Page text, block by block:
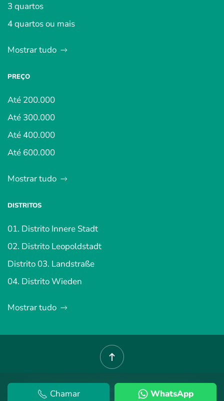
3 quartos
4 quartos ou mais
Mostrar tudo
PREÇO
Até 200.000
Até 300.000
Até 400.000
Até 600.000
Mostrar tudo
DISTRITOS
01. Distrito Innere Stadt
02. Distrito Leopoldstadt
Distrito 03. Landstraße
04. Distrito Wieden
Mostrar tudo
2026 Imóveis em Viena. Termos e Condições .política de
Chamar WhatsApp